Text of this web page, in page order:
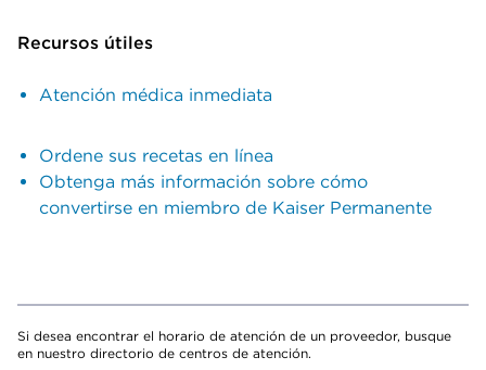
Recursos útiles
Atención médica inmediata
Ordene sus recetas en línea
Obtenga más información sobre cómo
convertirse en miembro de Kaiser Permanente
Si desea encontrar el horario de atención de un proveedor, busque
en nuestro directorio de centros de atención.